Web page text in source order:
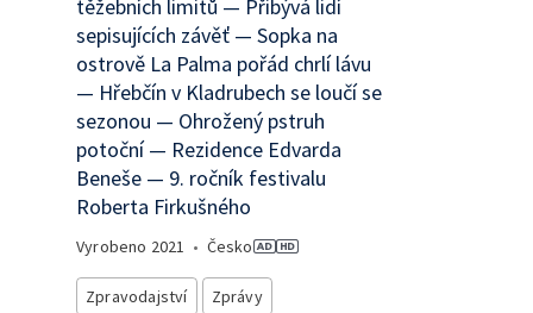
těžebních limitů — Přibývá lidí
sepisujících závěť — Sopka na
ostrově La Palma pořád chrlí lávu
— Hřebčín v Kladrubech se loučí se
sezonou — Ohrožený pstruh
potoční — Rezidence Edvarda
Beneše — 9. ročník festivalu
Roberta Firkušného
Vyrobeno 2021 • Česko
Zpravodajství Zprávy